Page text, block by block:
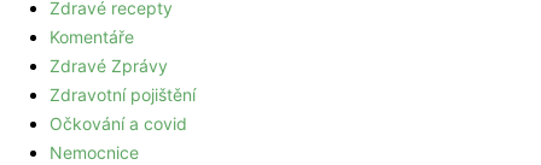
Zdravé recepty
Komentáře
Zdravé Zprávy
Zdravotní pojištění
Očkování a covid
Nemocnice